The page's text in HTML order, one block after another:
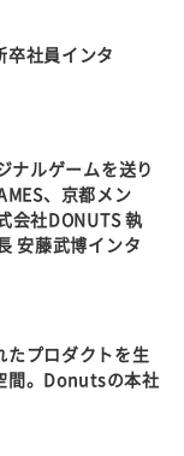
卒社員インタ
ナルゲームを送り
、京都メン
会社DONUTS 執
安藤武博インタ
たプロダクトを生
間。Donutsの本社